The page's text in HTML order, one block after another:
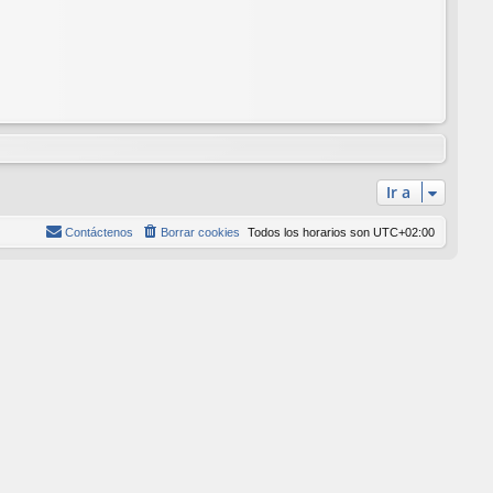
Ir a
Todos los horarios son UTC+02:00
Borrar cookies
Contáctenos